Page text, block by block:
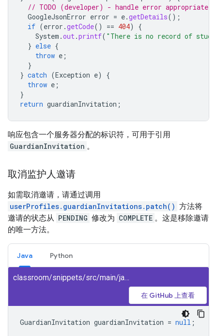
// TODO (developer) - handle error appropriately
GoogleJsonError error = e.getDetails();
if (error .getCode() == 404)
{
System .out .printf( "There is no record of
} else {
throw e ;
}
} catch (Exception e)
{
throw e ;
}
return guardianInvitation ;
响应包含一个服务器分配的标识符，可用于引用
GuardianInvitation 。
取消监护人邀请
如需取消邀请，请通过调用
userProfiles.guardianInvitations.patch() 方法将
邀请的状态从 PENDING 修改为 COMPLETE 。这是移除邀请
的唯一方法。
Java Python
classroom/snippets/src/main/java/CancelGuardianInvitation.java
在 GitHub 上查看
GuardianInvitation guardianInvitation = null ;